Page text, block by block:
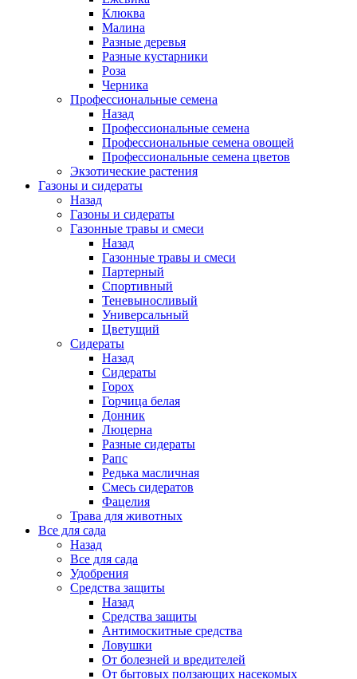
Клюква
Малина
Разные деревья
Разные кустарники
Роза
Черника
Профессиональные семена
Назад
Профессиональные семена
Профессиональные семена овощей
Профессиональные семена цветов
Экзотические растения
Газоны и сидераты
Назад
Газоны и сидераты
Газонные травы и смеси
Назад
Газонные травы и смеси
Партерный
Спортивный
Теневыносливый
Универсальный
Цветущий
Сидераты
Назад
Сидераты
Горох
Горчица белая
Донник
Люцерна
Разные сидераты
Рапс
Редька масличная
Смесь сидератов
Фацелия
Трава для животных
Все для сада
Назад
Все для сада
Удобрения
Средства защиты
Назад
Средства защиты
Антимоскитные средства
Ловушки
От болезней и вредителей
От бытовых ползающих насекомых